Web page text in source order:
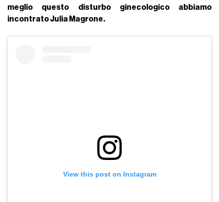
meglio questo disturbo ginecologico abbiamo
incontrato Julia Magrone.
View this post on Instagram